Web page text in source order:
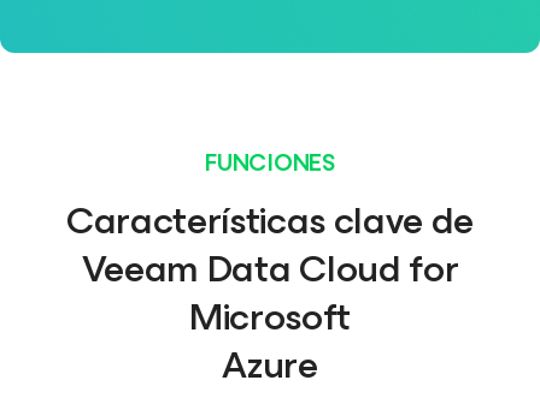
FUNCIONES
Características clave de
Veeam Data Cloud for
Microsoft
Azure